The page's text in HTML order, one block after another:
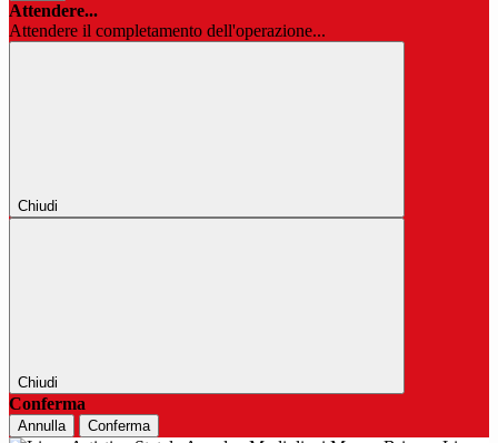
Attendere...
Attendere il completamento dell'operazione...
Chiudi
Chiudi
Conferma
Annulla Conferma